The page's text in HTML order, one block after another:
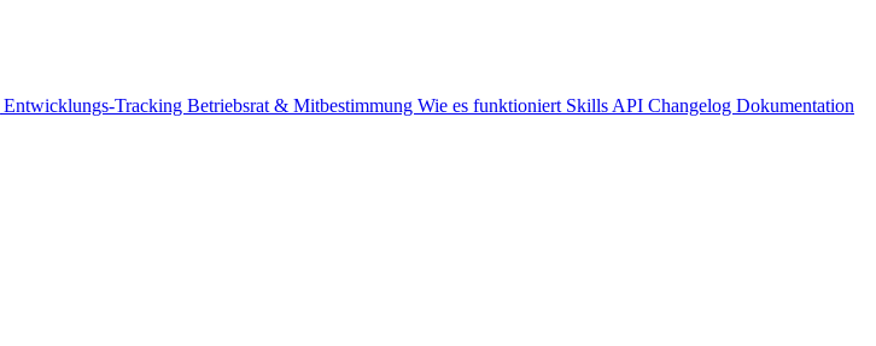
Entwicklungs-Tracking Betriebsrat & Mitbestimmung Wie es funktioniert Skills API Changelog Dokumentation